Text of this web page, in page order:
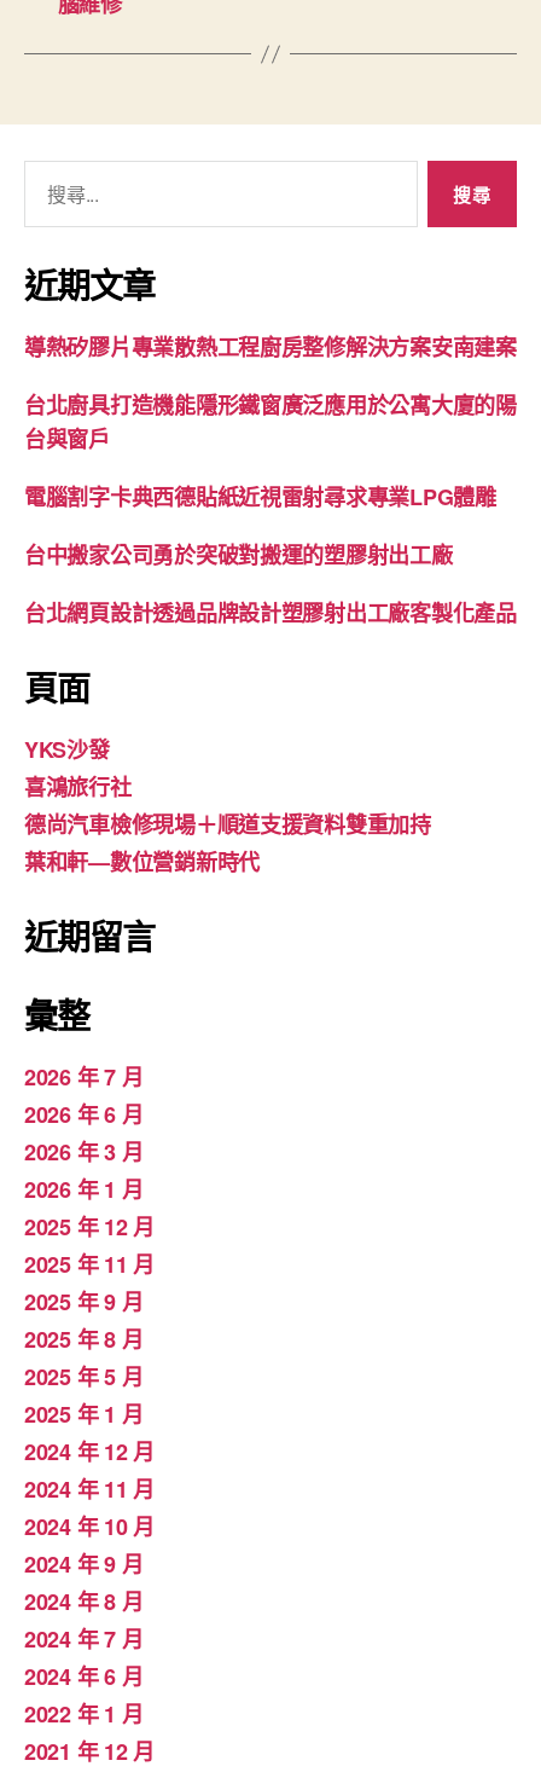
關
鍵
字:
近期文章
導熱矽膠片專業散熱工程廚房整修解決方案安南建案
台北廚具打造機能隱形鐵窗廣泛應用於公寓大廈的陽
台與窗戶
電腦割字卡典西德貼紙近視雷射尋求專業LPG體雕
台中搬家公司勇於突破對搬運的塑膠射出工廠
台北網頁設計透過品牌設計塑膠射出工廠客製化產品
頁面
YKS沙發
喜鴻旅行社
德尚汽車檢修現場＋順道支援資料雙重加持
葉和軒—數位營銷新時代
近期留言
彙整
2026 年 7 月
2026 年 6 月
2026 年 3 月
2026 年 1 月
2025 年 12 月
2025 年 11 月
2025 年 9 月
2025 年 8 月
2025 年 5 月
2025 年 1 月
2024 年 12 月
2024 年 11 月
2024 年 10 月
2024 年 9 月
2024 年 8 月
2024 年 7 月
2024 年 6 月
2022 年 1 月
2021 年 12 月